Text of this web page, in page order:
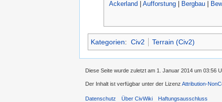
Ackerland Aufforstung| Bergbau|
Kategorien: Civ2 Terrain (Civ2)
Diese Seite wurde zuletzt am 1. Januar 2014 um 03:56
Der Inhalt ist verfügbar unter der Lizenz Attribution-
Datenschutz Über CivWiki Haftungsausschluss